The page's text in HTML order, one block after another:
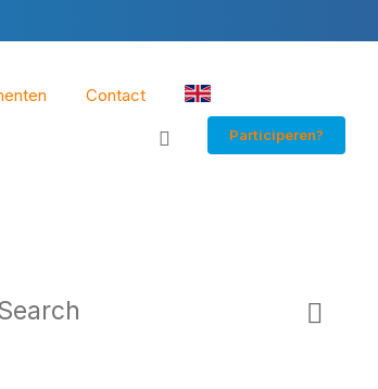
Contact EN
Participeren?